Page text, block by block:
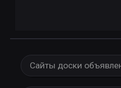
Сайты доски